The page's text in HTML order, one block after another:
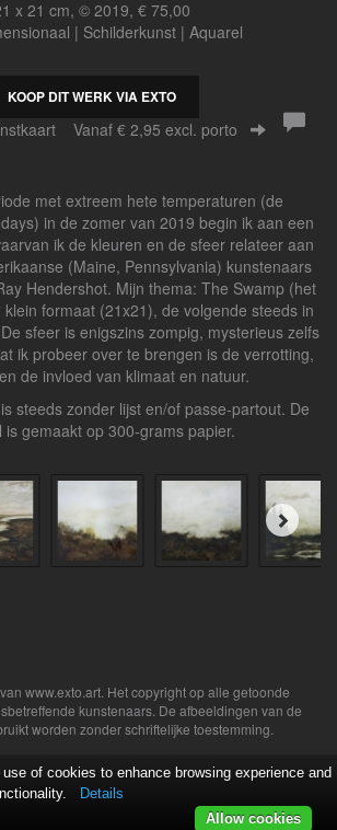
x 21 cm, © 2019, € 75,00
| Schilderkunst | Aquarel
KOOP DIT WERK VIA EXTO
Vanaf € 2,95 excl. porto
met extreem hete temperaturen (de
in de zomer van 2019 begin ik aan een
ik de kleuren en de sfeer relateer aan
(Maine, Pennsylvania) kunstenaars
Hendershot. Mijn thema: The Swamp (het
formaat (21x21), de volgende steeds in
sfeer is enigszins zompig, mysterieus zelfs
ik probeer over te brengen is de verrotting,
de invloed van klimaat en natuur.
steeds zonder lijst en/of passe-partout. De
is gemaakt op 300-grams papier.
www.exto.art . Het copyright op alle getoonde
kunstenaars. De afbeeldingen van de
worden zonder schriftelijke toestemming.
of cookies to enhance browsing experience and
Details
Allow cookies